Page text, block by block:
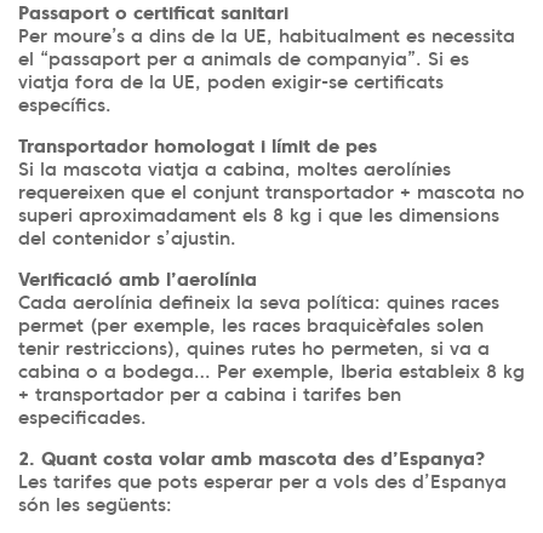
Passaport o certificat sanitari
Per moure’s a dins de la UE, habitualment es necessita
el “passaport per a animals de companyia”. Si es
viatja fora de la UE, poden exigir-se certificats
específics.
Transportador homologat i límit de pes
Si la mascota viatja a cabina, moltes aerolínies
requereixen que el conjunt transportador + mascota no
superi aproximadament els 8 kg i que les dimensions
del contenidor s’ajustin.
Verificació amb l’aerolínia
Cada aerolínia defineix la seva política: quines races
permet (per exemple, les races braquicèfales solen
tenir restriccions), quines rutes ho permeten, si va a
cabina o a bodega… Per exemple, Iberia estableix 8 kg
+ transportador per a cabina i tarifes ben
especificades.
2. Quant costa volar amb mascota des d’Espanya?
Les tarifes que pots esperar per a vols des d’Espanya
són les següents: